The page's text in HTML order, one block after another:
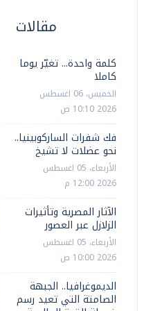
مقالات
كلمة واحدة... تغيّر يوما
كاملا
الخميس، 06 اغسطس
2026 10:10 ص
فك شفرات الساركوبينيا..
نحو عضلات لا تشيخ
الأربعاء، 05 اغسطس
2026 12:00 م
الآثار المصرية وتأثيرات
الزلازل عبر العصور
الأربعاء، 05 اغسطس
2026 10:00 ص
الديموغرافيا.. الجبهة
الصامتة التي تعيد رسم